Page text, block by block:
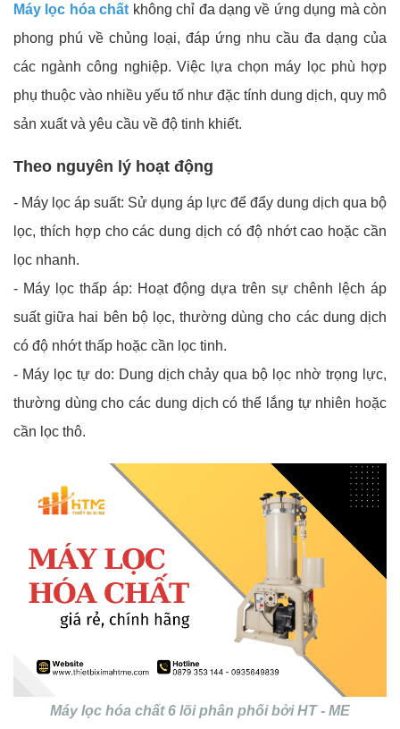
Máy lọc hóa chất không chỉ đa dạng về ứng dụng mà còn
phong phú về chủng loại, đáp ứng nhu cầu đa dạng của
các ngành công nghiệp. Việc lựa chọn máy lọc phù hợp
phụ thuộc vào nhiều yếu tố như đặc tính dung dịch, quy mô
sản xuất và yêu cầu về độ tinh khiết.
Theo nguyên lý hoạt động
- Máy lọc áp suất: Sử dụng áp lực để đẩy dung dịch qua bộ
lọc, thích hợp cho các dung dịch có độ nhớt cao hoặc cần
lọc nhanh.
- Máy lọc thấp áp: Hoạt động dựa trên sự chênh lệch áp
suất giữa hai bên bộ lọc, thường dùng cho các dung dịch
có độ nhớt thấp hoặc cần lọc tinh.
- Máy lọc tự do: Dung dịch chảy qua bộ lọc nhờ trọng lực,
thường dùng cho các dung dịch có thể lắng tự nhiên hoặc
cần lọc thô.
Máy lọc hóa chất 6 lõi phân phối bởi HT - ME